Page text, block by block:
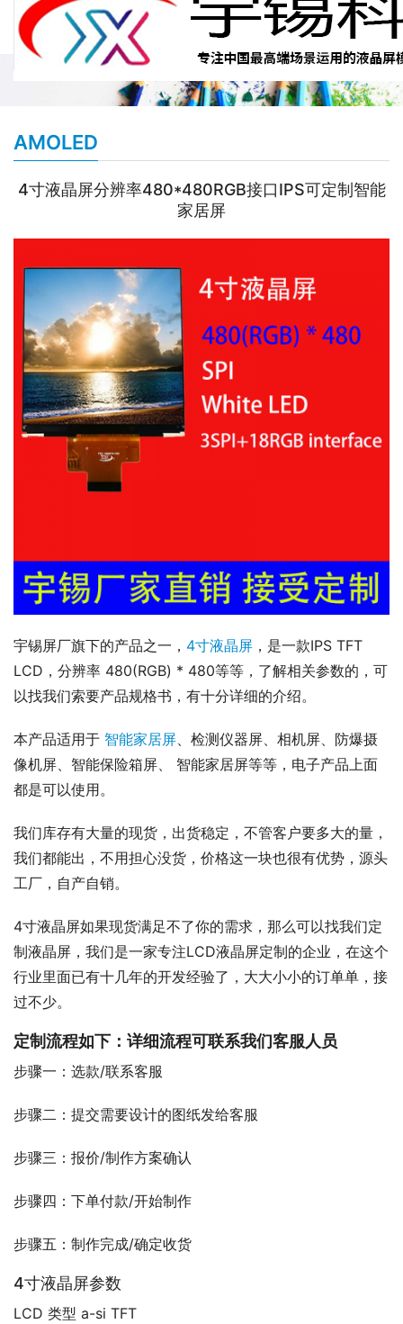
AMOLED
4寸液晶屏分辨率480*480RGB接口IPS可定制智能
家居屏
宇锡屏厂旗下的产品之一， 4寸液晶屏 ，是一款IPS TFT
LCD，分辨率 480(RGB) * 480等等，了解相关参数的，可
以找我们索要产品规格书，有十分详细的介绍。
本产品适用于 智能家居屏、检测仪器屏、相机屏、防爆摄
像机屏、智能保险箱屏、 智能家居屏等等，电子产品上面
都是可以使用。
我们库存有大量的现货，出货稳定，不管客户要多大的量，
我们都能出，不用担心没货，价格这一块也很有优势，源头
工厂，自产自销。
4寸液晶屏如果现货满足不了你的需求，那么可以找我们定
制液晶屏，我们是一家专注LCD液晶屏定制的企业，在这个
行业里面已有十几年的开发经验了，大大小小的订单单，接
过不少。
定制流程如下：详细流程可联系我们客服人员
步骤一：选款/联系客服
步骤二：提交需要设计的图纸发给客服
步骤三：报价/制作方案确认
步骤四：下单付款/开始制作
步骤五：制作完成/确定收货
4寸液晶屏参数
LCD 类型 a-si TFT